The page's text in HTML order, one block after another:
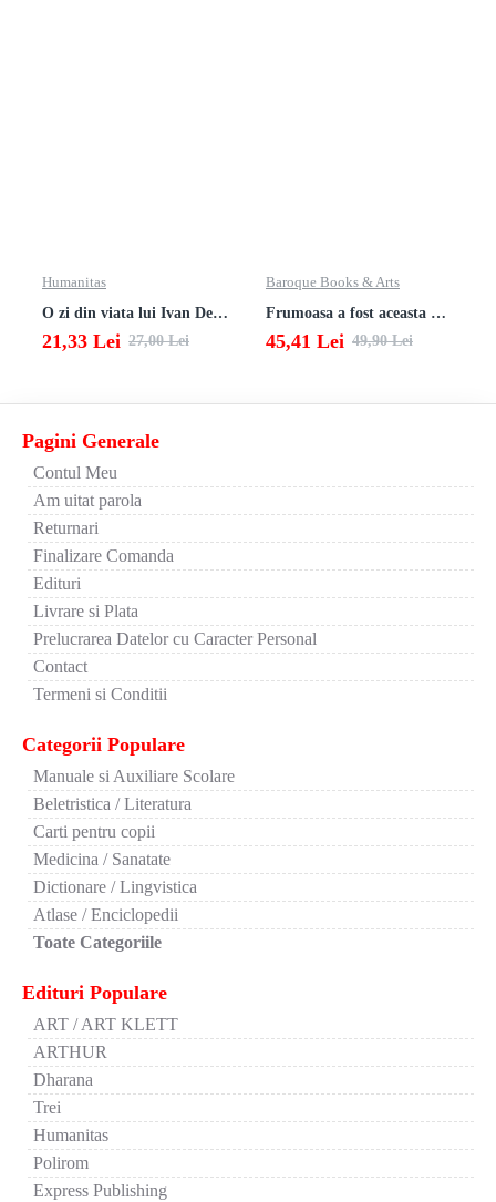
Humanitas
O zi din viata lui Ivan Denisovici
21,33 Lei 27,00 Lei
Baroque Books & Arts
Frumoasa a fost aceasta viata. totusi.
45,41 Lei 49,90 Lei
Pagini Generale
Contul Meu
Am uitat parola
Returnari
Finalizare Comanda
Edituri
Livrare si Plata
Prelucrarea Datelor cu Caracter Personal
Contact
Termeni si Conditii
Categorii Populare
Manuale si Auxiliare Scolare
Beletristica / Literatura
Carti pentru copii
Medicina / Sanatate
Dictionare / Lingvistica
Atlase / Enciclopedii
Toate Categoriile
Edituri Populare
ART / ART KLETT
ARTHUR
Dharana
Trei
Humanitas
Polirom
Express Publishing